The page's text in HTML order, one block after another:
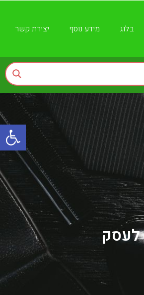
בלוג מידע נוסף יצירת קשר
לעסק